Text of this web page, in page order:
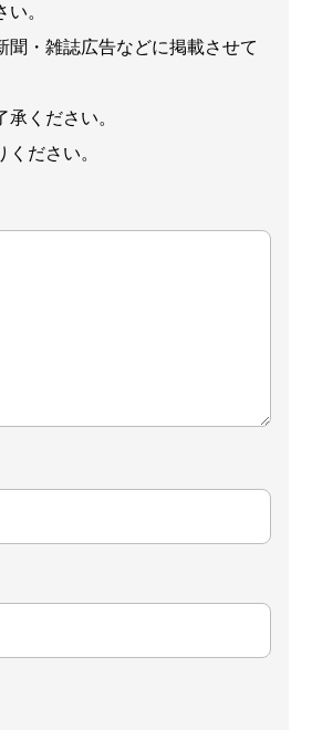
。
・雑誌広告などに掲載させて
ください。
ださい。